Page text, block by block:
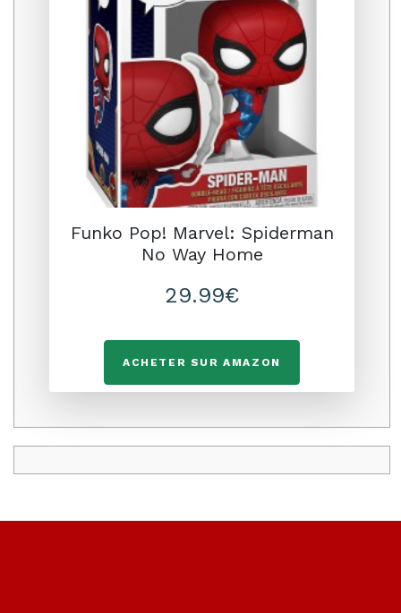
Funko Pop! Marvel: Spiderman
No Way Home
29.99€
ACHETER SUR AMAZON